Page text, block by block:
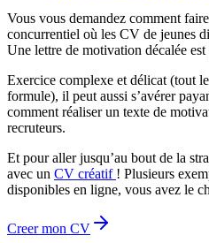
Vous vous demandez comment
concurrentiel où les CV de jeunes
Une lettre de motivation décalée
Exercice complexe et délicat (tout
formule), il peut aussi s’avérer
comment réaliser un texte de
recruteurs.
Et pour aller jusqu’au bout de la
avec un CV créatif ! Plusieurs
disponibles en ligne, vous avez le
Creer mon CV